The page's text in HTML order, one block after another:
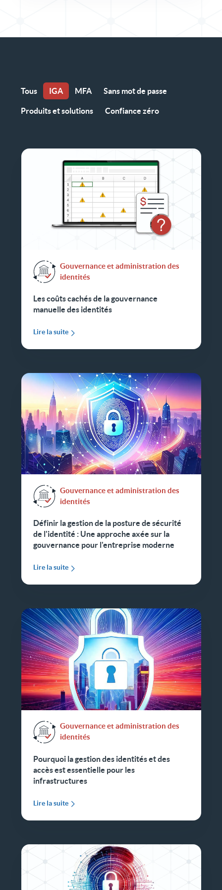
Tous IGA MFA Sans mot de passe
Produits et solutions Confiance zéro
Gouvernance et administration des
identités
Les coûts cachés de la gouvernance
manuelle des identités
Lire la suite
Gouvernance et administration des
identités
Définir la gestion de la posture de sécurité
de l'identité : Une approche axée sur la
gouvernance pour l'entreprise moderne
Lire la suite
Gouvernance et administration des
identités
Pourquoi la gestion des identités et des
accès est essentielle pour les
infrastructures
Lire la suite